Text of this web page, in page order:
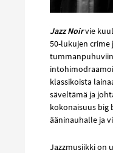
Jazz Noirvie
50-lukujen crime
klassikoista
säveltämä ja
kokonaisuus big
ääninauhalle ja
Jazzmusiikki on